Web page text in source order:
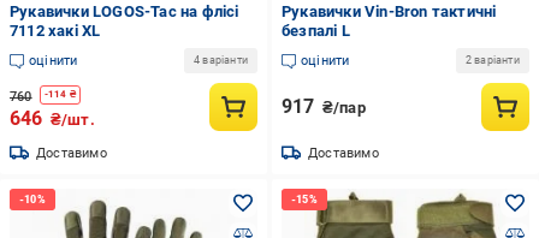
Рукавички LOGOS-Tac на флісі
7112 хакі XL
оцінити 4 варіанти
760 -114 ₴
646 ₴/шт.
Доставимо
Рукавички Vin-Bron тактичні
безпалі L
оцінити 2 варіанти
917 ₴/пар
Доставимо